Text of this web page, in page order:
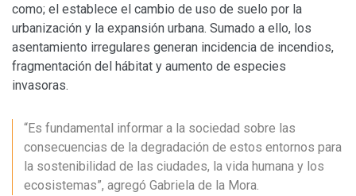
como; el establece el cambio de uso de suelo por la
urbanización y la expansión urbana. Sumado a ello, los
asentamiento irregulares generan incidencia de incendios,
fragmentación del hábitat y aumento de especies
invasoras.
“Es fundamental informar a la sociedad sobre las
consecuencias de la degradación de estos entornos para
la sostenibilidad de las ciudades, la vida humana y los
ecosistemas”, agregó Gabriela de la Mora.